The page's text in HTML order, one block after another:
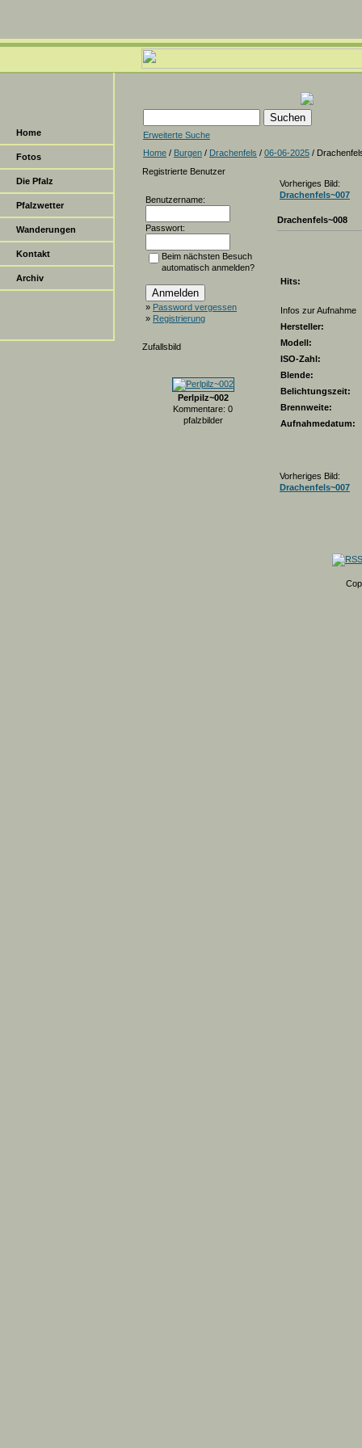
Home
Fotos
Die Pfalz
Pfalzwetter
Wanderungen
Kontakt
Archiv
Erweiterte Suche
Home / Burgen / Drachenfels / 06-06-2025 /
Registrierte Benutzer
Benutzername:
Passwort:
Beim nächsten Besuch
automatisch anmelden?
» Password vergessen
» Registrierung
Zufallsbild
Perlpilz~002
Kommentare: 0
pfalzbilder
Vorheriges Bild:
Drachenfels~007
Drachenfels~008
Hits:
Infos zur Aufnahme
Hersteller:
Modell:
ISO-Zahl:
Blende:
Belichtungszeit:
Brennweite:
Aufnahmedatum:
Vorheriges Bild:
Drachenfels~007